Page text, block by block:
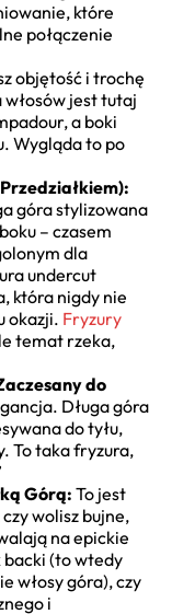
które
połączenie
objętość i trochę
włosów jest tutaj
a boki
Wygląda to po
góra stylizowana
– czasem
dla
undercut
która nigdy nie
okazji. Fryzury
temat rzeka,
do
Długa góra
do tyłu,
To taka fryzura,
Górą:To jest
wolisz bujne,
na epickie
backi (to wtedy
włosy góra), czy
i